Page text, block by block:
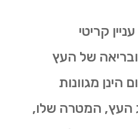
קריטי
של העץ
הינן מגוונות
העץ, המטרה שלו,